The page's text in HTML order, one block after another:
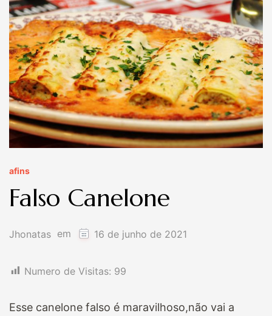
afins
Falso Canelone
Jhonatas em 16 de junho de 2021
Numero de Visitas: 99
Esse canelone falso é maravilhoso,não vai a